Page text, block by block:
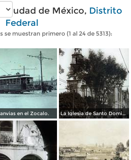
de México, Distrito
Federal
muestran primero (1 al 24 de 5313):
en el Zocalo. La Iglesia de Santo Domingo.